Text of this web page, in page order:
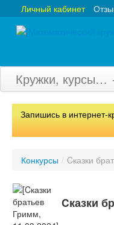
Личный кабинет
Кружки,
Главная
Турниры
Запишись в интернет-
Конкурсы / Cказки
Cказки